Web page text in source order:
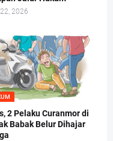
2026
2 Pelaku Curanmor di
Babak Belur Dihajar